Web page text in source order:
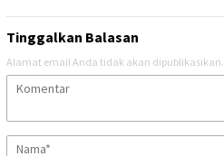
Tinggalkan Balasan
Alamat email Anda tidak akan dipublikasikan.